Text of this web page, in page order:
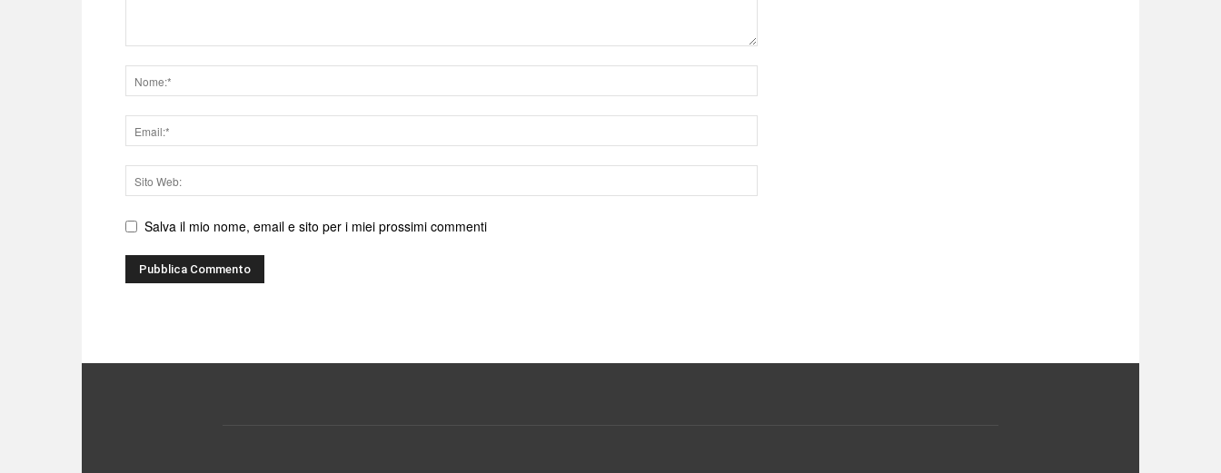
Nome
Email
Sito
web
Salva il mio nome, email e sito per i miei prossimi commenti